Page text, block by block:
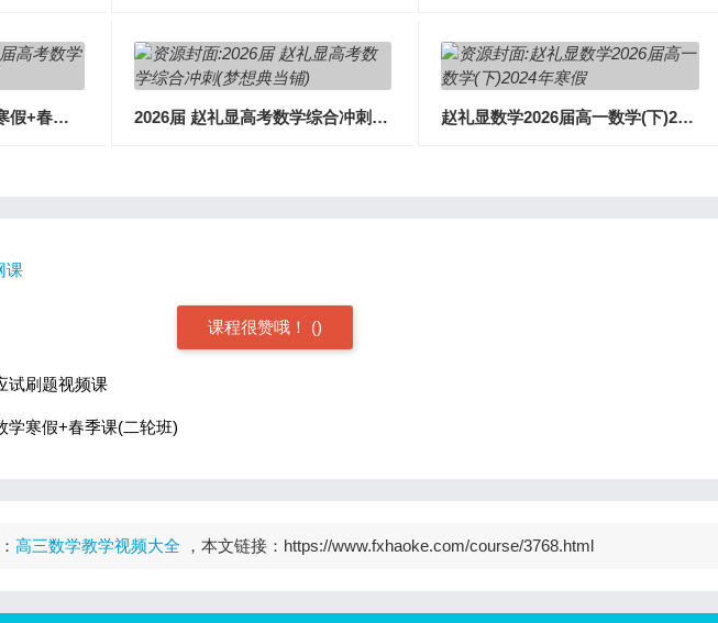
赵礼显2026届高考数学寒假+春季课(二轮班) 2026届 赵礼显高考数学综合冲刺课(梦想典当铺) 赵礼显数学2026届高一数学(下)2024年寒假课
课
课程很赞哦！ ()
试刷题视频课
学寒假+春季课(二轮班)
高三数学教学视频大全 ，本文链接：https://www.fxhaoke.com/course/3768.html